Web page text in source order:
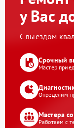
у Вас
С выездом
Срочный
Мастер
Определим
Мастера
Работаем с